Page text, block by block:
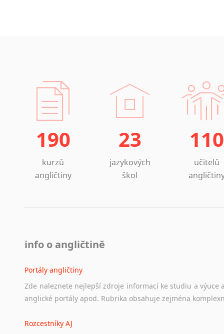
190
kurzů
angličtiny
23
jazykových
škol
110
učitelů
info o angličtině
Portály angličtiny
Zde naleznete nejlepší zdroje informací ke studiu a výuce
anglické portály apod. Rubrika obsahuje zejména
Rozcestníky AJ